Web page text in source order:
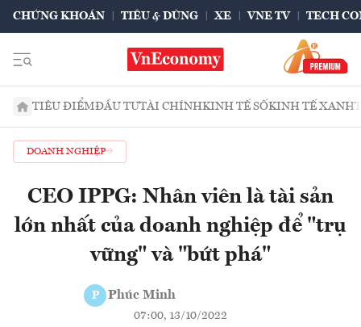
CHỨNG KHOÁN TIÊU & DÙNG XE VNE TV TECH
TIÊU ĐIỂMĐẦU TƯTÀI CHÍNHKINH TẾ SỐKINH TẾ XANH
DOANH NGHIỆP
CEO IPPG: Nhân viên là tài sản
lớn nhất của doanh nghiệp để "trụ
vững" và "bứt phá"
P Phúc Minh
07:00, 13/10/2022